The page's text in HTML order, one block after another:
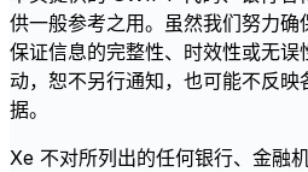
供一般参考之用。虽然我们努力
保证信息的完整性、时效性或无
动，恕不另行通知，也可能不反
据。
Xe 不对所列出的任何银行、金融